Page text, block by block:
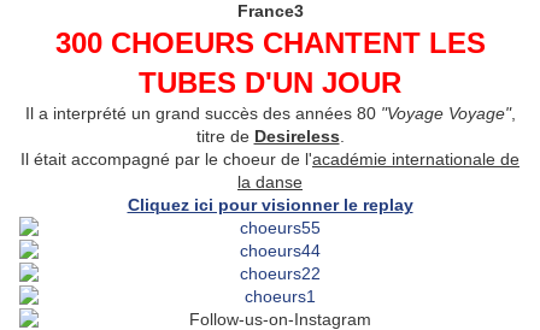
France3
300 CHOEURS CHANTENT LES
TUBES D'UN JOUR
Il a interprété un grand succès des années 80 "Voyage Voyage",
titre de Desireless
Il était accompagné par le choeur de l'académie internationale de
la danse
Cliquez ici pour visionner le replay